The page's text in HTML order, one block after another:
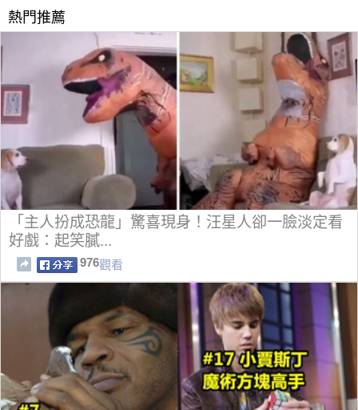
熱門推薦
「主人扮成恐龍」驚喜現身！汪星人卻一臉淡定看
好戲：起笑膩...
976觀看